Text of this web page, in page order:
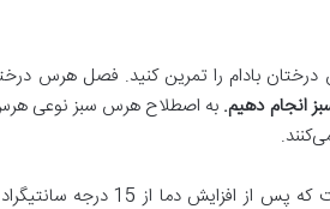
درختان بادام را تمرین کنید. فصل هرس
انجام دهیم. به اصطلاح هرس سبز نوعی